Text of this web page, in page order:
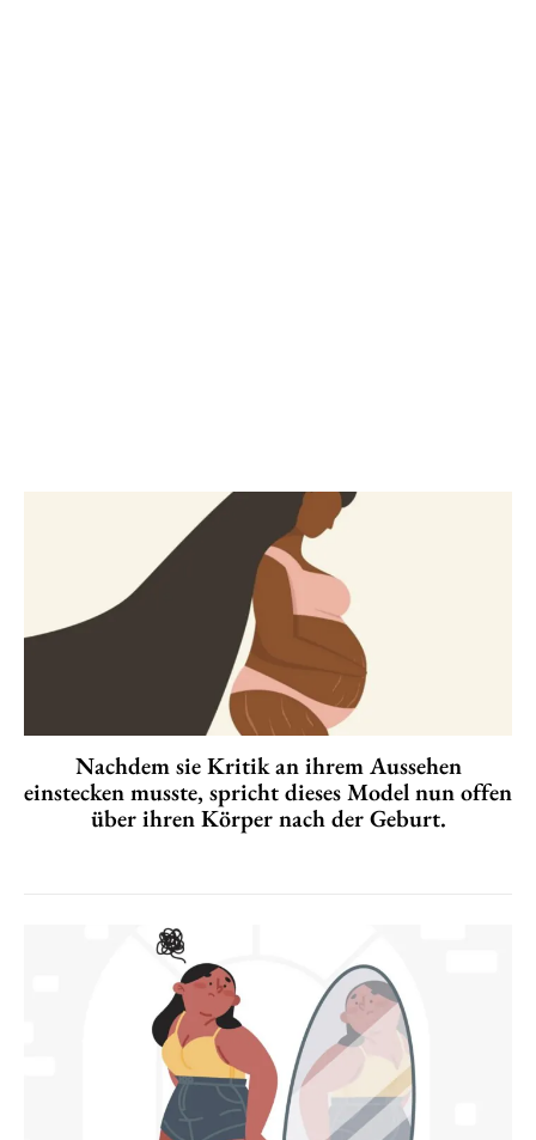
Nachdem sie Kritik an ihrem Aussehen
einstecken musste, spricht dieses Model nun offen
über ihren Körper nach der Geburt.